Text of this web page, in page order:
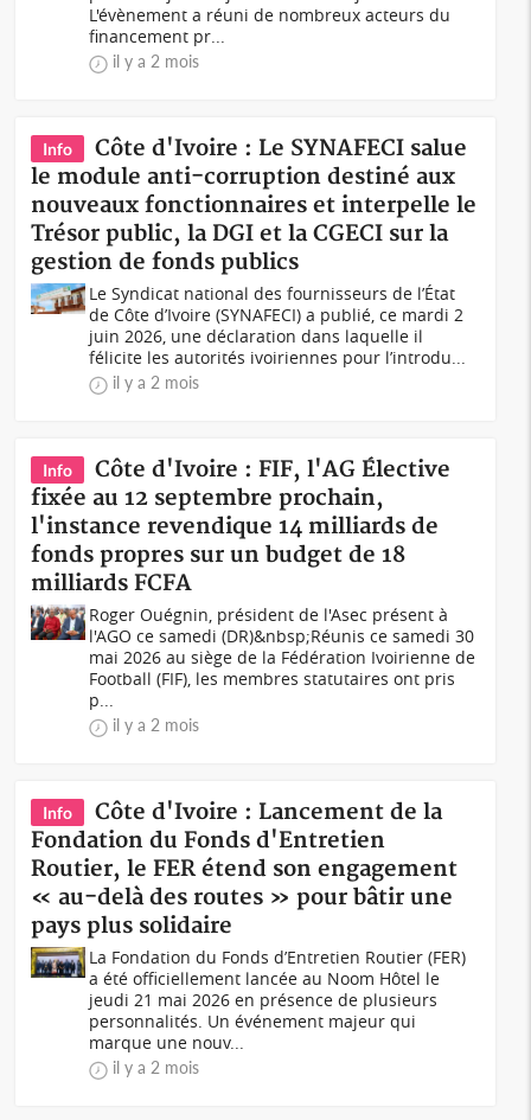
L'évènement a réuni de nombreux acteurs du
financement pr...
il y a 2 mois
Info
Côte d'Ivoire : Le SYNAFECI salue
le module anti-corruption destiné aux
nouveaux fonctionnaires et interpelle le
Trésor public, la DGI et la CGECI sur la
gestion de fonds publics
Le Syndicat national des fournisseurs de l’État
de Côte d’Ivoire (SYNAFECI) a publié, ce mardi 2
juin 2026, une déclaration dans laquelle il
félicite les autorités ivoiriennes pour l’introdu...
il y a 2 mois
Info
Côte d'Ivoire : FIF, l'AG Élective
fixée au 12 septembre prochain,
l'instance revendique 14 milliards de
fonds propres sur un budget de 18
milliards FCFA
Roger Ouégnin, président de l'Asec présent à
l'AGO ce samedi (DR)&nbsp;Réunis ce samedi 30
mai 2026 au siège de la Fédération Ivoirienne de
Football (FIF), les membres statutaires ont pris
p...
il y a 2 mois
Info
Côte d'Ivoire : Lancement de la
Fondation du Fonds d'Entretien
Routier, le FER étend son engagement
« au-delà des routes » pour bâtir une
pays plus solidaire
La Fondation du Fonds d’Entretien Routier (FER)
a été officiellement lancée au Noom Hôtel le
jeudi 21 mai 2026 en présence de plusieurs
personnalités. Un événement majeur qui
marque une nouv...
il y a 2 mois